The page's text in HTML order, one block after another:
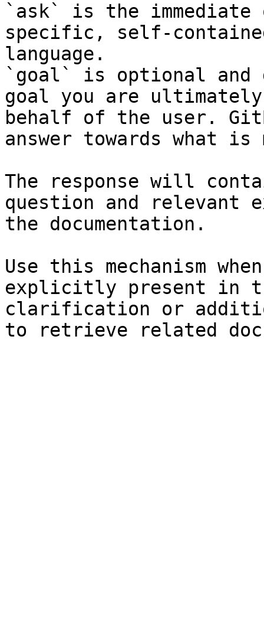
`ask` is the
specific, self-
language.
`goal` is optional and
goal you are
behalf of the user.
answer towards what
The response will
question and relevant
the documentation.
Use this mechanism
explicitly present in
clarification or